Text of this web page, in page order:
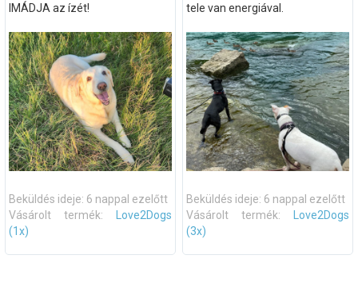
IMÁDJA az ízét!
Beküldés ideje: 6 nappal ezelőtt
Vásárolt termék:
Love2Dogs
(1x)
tele van energiával.
Beküldés ideje: 6 nappal ezelőtt
Vásárolt termék:
Love2Dogs
(3x)